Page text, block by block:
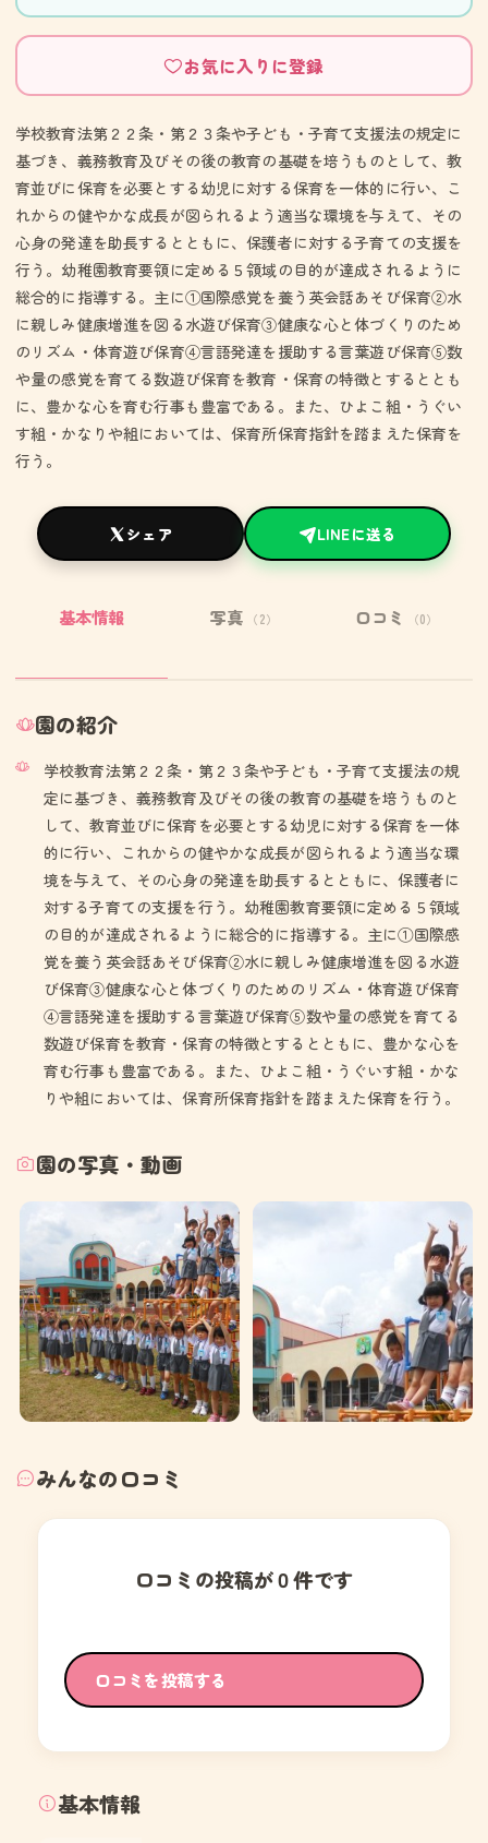
お気に入りに登録
学校教育法第２２条・第２３条や子ども・子育て支援法の規定に
基づき、義務教育及びその後の教育の基礎を培うものとして、教
育並びに保育を必要とする幼児に対する保育を一体的に行い、こ
れからの健やかな成長が図られるよう適当な環境を与えて、その
心身の発達を助長するとともに、保護者に対する子育ての支援を
行う。幼稚園教育要領に定める５領域の目的が達成されるように
総合的に指導する。主に①国際感覚を養う英会話あそび保育②水
に親しみ健康増進を図る水遊び保育③健康な心と体づくりのため
のリズム・体育遊び保育④言語発達を援助する言葉遊び保育⑤数
や量の感覚を育てる数遊び保育を教育・保育の特徴とするととも
に、豊かな心を育む行事も豊富である。また、ひよこ組・うぐい
す組・かなりや組においては、保育所保育指針を踏まえた保育を
行う。
シェア LINEに送る
基本情報 写真 （2） 口コミ （0）
園の紹介
学校教育法第２２条・第２３条や子ども・子育て支援法の規
定に基づき、義務教育及びその後の教育の基礎を培うものと
して、教育並びに保育を必要とする幼児に対する保育を一体
的に行い、これからの健やかな成長が図られるよう適当な環
境を与えて、その心身の発達を助長するとともに、保護者に
対する子育ての支援を行う。幼稚園教育要領に定める５領域
の目的が達成されるように総合的に指導する。主に①国際感
覚を養う英会話あそび保育②水に親しみ健康増進を図る水遊
び保育③健康な心と体づくりのためのリズム・体育遊び保育
④言語発達を援助する言葉遊び保育⑤数や量の感覚を育てる
数遊び保育を教育・保育の特徴とするとともに、豊かな心を
育む行事も豊富である。また、ひよこ組・うぐいす組・かな
りや組においては、保育所保育指針を踏まえた保育を行う。
園の写真・動画
みんなの口コミ
口コミの投稿が０件です
口コミを投稿する
基本情報